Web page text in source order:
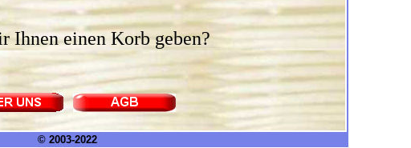
Ihnen einen Korb geben?
© 2003-2022